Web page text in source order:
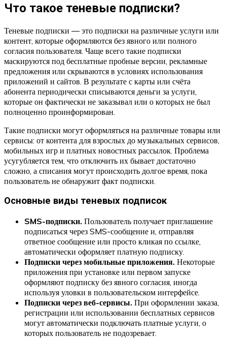
Что такое теневые подписки?
Теневые подписки — это подписки на различные услуги или
контент, которые оформляются без явного или полного
согласия пользователя. Чаще всего такие подписки
маскируются под бесплатные пробные версии, рекламные
предложения или скрываются в условиях использования
приложений и сайтов. В результате с карты или счёта
абонента периодически списываются деньги за услуги,
которые он фактически не заказывал или о которых не был
полноценно проинформирован.
Такие подписки могут оформляться на различные товары или
сервисы: от контента для взрослых до музыкальных сервисов,
мобильных игр и платных новостных рассылок. Проблема
усугубляется тем, что отключить их бывает достаточно
сложно, а списания могут происходить долгое время, пока
пользователь не обнаружит факт подписки.
Основные виды теневых подписок
SMS-подписки. Пользователь получает приглашение
подписаться через SMS-сообщение и, отправляя
ответное сообщение или просто кликая по ссылке,
автоматически оформляет платную подписку.
Подписки через мобильные приложения. Некоторые
приложения при установке или первом запуске
оформляют подписку без явного согласия, иногда
используя уловки в пользовательском интерфейсе.
Подписки через веб-сервисы. При оформлении заказа,
регистрации или использовании бесплатных сервисов
могут автоматически подключать платные услуги, о
которых пользователь не подозревает.